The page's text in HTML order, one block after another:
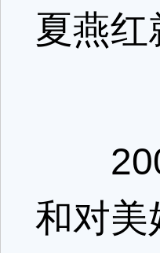
夏燕红
2003
和对美